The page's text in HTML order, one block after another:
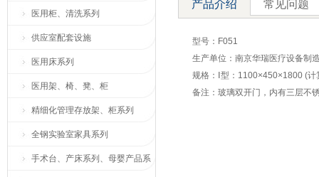
医用柜、清洗系列
供应室配套设施
医用床系列
医用架、椅、凳、柜
精细化管理存放架、柜系列
全钢实验室家具系列
手术台、产床系列、母婴产品系
产品介绍 常见问题
型号：F051
生产单位：南京华瑞医疗设备
规格：Ⅰ型：1100×450×1800 (计
备注：玻璃双开门，内有三层不